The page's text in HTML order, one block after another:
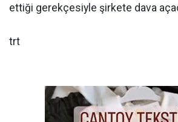
ettiği gerekçesiyle şirkete dava
trt